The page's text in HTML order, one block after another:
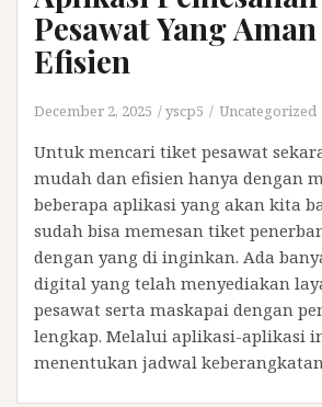
Pesawat Yang
Efisien
December 2, 2025 yscp5 Uncategorized
Untuk mencari tiket pesawat
mudah dan efisien hanya dengan
beberapa aplikasi yang akan kita
sudah bisa memesan tiket
dengan yang di inginkan. Ada
digital yang telah menyediakan
pesawat serta maskapai dengan
lengkap. Melalui aplikasi-aplikasi
menentukan jadwal